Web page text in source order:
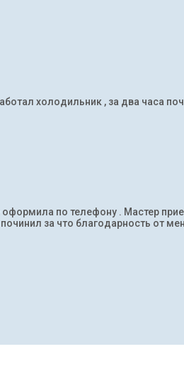
холодильник , за два часа
по телефону . Мастер
за что благодарность от